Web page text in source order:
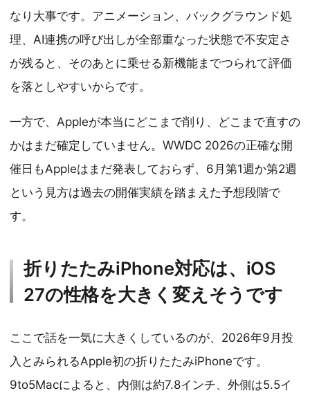
なり大事です。アニメーション、バックグラウンド処
理、AI連携の呼び出しが全部重なった状態で不安定さ
が残ると、そのあとに乗せる新機能までつられて評価
を落としやすいからです。
一方で、Appleが本当にどこまで削り、どこまで直すの
かはまだ確定していません。WWDC 2026の正確な開
催日もAppleはまだ発表しておらず、6月第1週か第2週
という見方は過去の開催実績を踏まえた予想段階で
す。
折りたたみiPhone対応は、iOS
27の性格を大きく変えそうです
ここで話を一気に大きくしているのが、2026年9月投
入とみられるApple初の折りたたみiPhoneです。
9to5Macによると、内側は約7.8インチ、外側は5.5イ